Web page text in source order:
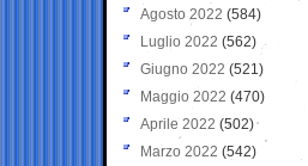
Agosto 2022 (584)
Luglio 2022 (562)
Giugno 2022 (521)
Maggio 2022 (470)
Aprile 2022 (502)
Marzo 2022 (542)